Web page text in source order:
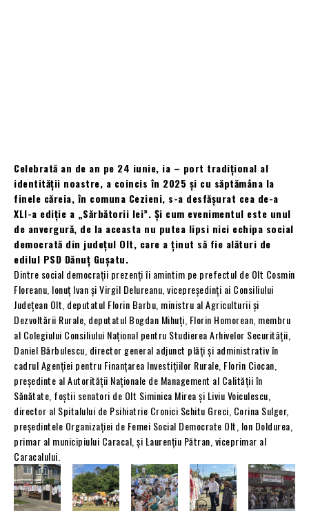
Celebrată an de an pe 24 iunie, ia – port tradițional al
identității noastre, a coincis în 2025 și cu săptămâna la
finele căreia, în comuna Cezieni, s-a desfășurat cea de-a
XLI-a ediție a „Sărbătorii Iei”. Și cum evenimentul este unul
de anvergură, de la aceasta nu putea lipsi nici echipa social
democrată din județul Olt, care a ținut să fie alături de
edilul PSD Dănuț Gușatu.
Dintre social democrații prezenți îi amintim pe prefectul de Olt Cosmin
Floreanu, Ionuț Ivan și Virgil Delureanu, vicepreședinți ai Consiliului
Județean Olt, deputatul Florin Barbu, ministru al Agriculturii și
Dezvoltării Rurale, deputatul Bogdan Mihuți, Florin Homorean, membru
al Colegiului Consiliului Național pentru Studierea Arhivelor Securității,
Daniel Bărbulescu, director general adjunct plăți și administrativ în
cadrul Agenției pentru Finanțarea Investițiilor Rurale, Florin Ciocan,
președinte al Autorității Naționale de Management al Calității în
Sănătate, foștii senatori de Olt Siminica Mirea și Liviu Voiculescu,
director al Spitalului de Psihiatrie Cronici Schitu Greci, Corina Sulger,
președintele Organizației de Femei Social Democrate Olt, Ion Doldurea,
primar al municipiului Caracal, și Laurențiu Pătran, viceprimar al
Caracalului.